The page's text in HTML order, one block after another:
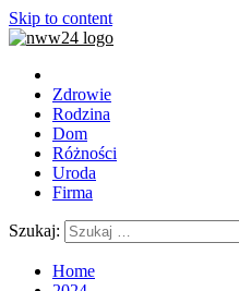
Skip to content
Zdrowie
Rodzina
Dom
Różności
Uroda
Firma
Szukaj:
Home